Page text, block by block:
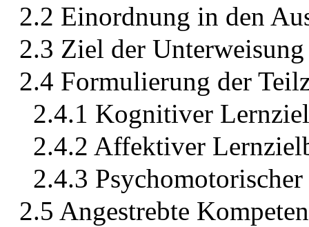
2.2 Einordnung in den
2.3 Ziel der Unterweisung
2.4 Formulierung der
2.4.1 Kognitiver
2.4.2 Affektiver
2.4.3
2.5 Angestrebte